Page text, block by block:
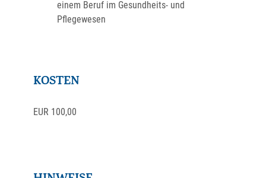
einem Beruf im Gesundheits- und
Pflegewesen
KOSTEN
EUR 100,00